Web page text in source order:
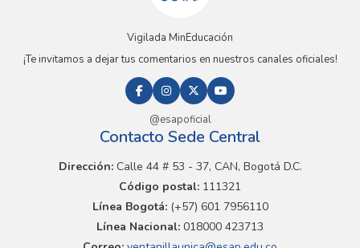
Vigilada MinEducación
¡Te invitamos a dejar tus comentarios en nuestros canales oficiales!
@esapoficial
Contacto Sede Central
Dirección:Calle 44 # 53 - 37, CAN, Bogotá D.C.
Código postal: 111321
Línea Bogotá:(+57) 601 7956110
Línea Nacional: 018000 423713